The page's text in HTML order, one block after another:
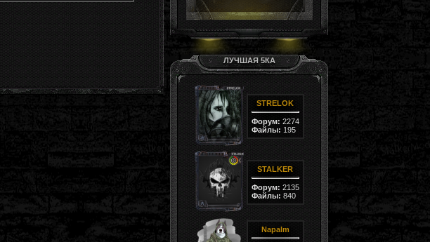
ЛУЧШАЯ 5КА
STRELOK
Форум: 2274
Файлы: 195
STALKER
Форум: 2135
Файлы: 840
Napalm